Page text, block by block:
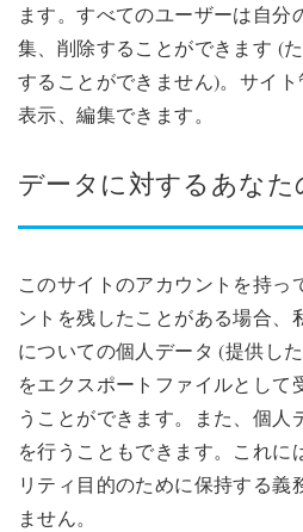
ます。すべてのユーザーは自分
集、削除することができます (
することができません)。サイ
表示、編集できます。
データに対するあなた
このサイトのアカウントを持っ
ントを残したことがある場合、
についての個人データ (提供し
をエクスポートファイルとして
うことができます。また、個人
を行うこともできます。これに
リティ目的のために保持する義
ません。